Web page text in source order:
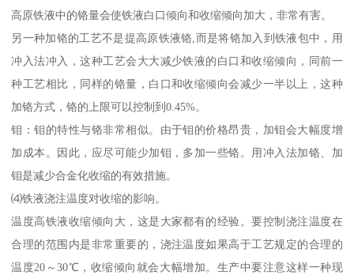
高原铁液中的铬量会使铁液白口倾向和收缩倾向加大，非常有害。
另一种加铬的工艺不是提高原铁液铬,而是将铬加入到铁液包中，用
冲入法冲入，这种工艺会大大减少铁液的白口和收缩倾向，同前一
种工艺相比，同样的铬量，白口和收缩倾向会减少一半以上，这种
加铬方式，铬的上限可以控制到0.45%。
钼：钼的特性与铬非常相似。由于钼的价格昂贵，加钼会大幅度增
加成本。因此，应尽可能少加钼，多加一些铬。用冲入法加铬、加
钼是减少合金化收缩的有效措施。
⑷铁液浇注温度对收缩的影响。
温度高铁液收缩倾向大，这是大家都有的经验。要控制浇注温度在
合理的范围内是非常重要的，浇注温度如果高于工艺规定的合理的
温度20～30℃，收缩倾向就会大幅增加。生产中要注意这样一种现